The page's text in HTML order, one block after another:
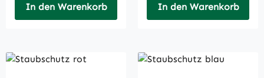
In den Warenkorb In den Warenkorb